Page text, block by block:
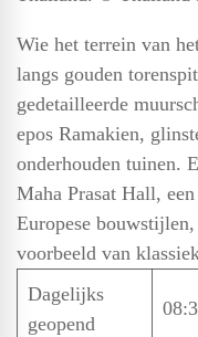
Wie het terrein van
langs gouden
gedetailleerde
epos Ramakien,
onderhouden tuinen.
Maha Prasat Hall,
Europese
voorbeeld van
Dagelijks
geopend